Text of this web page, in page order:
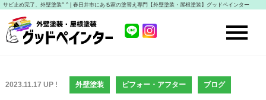
サビ止め完了、外壁塗装^ ^ | 春日井市にある家の塗替え専門【外壁塗装・屋根塗装】グッドペインター
2023.11.17 UP ! 外壁塗装 ビフォー・アフター ブログ